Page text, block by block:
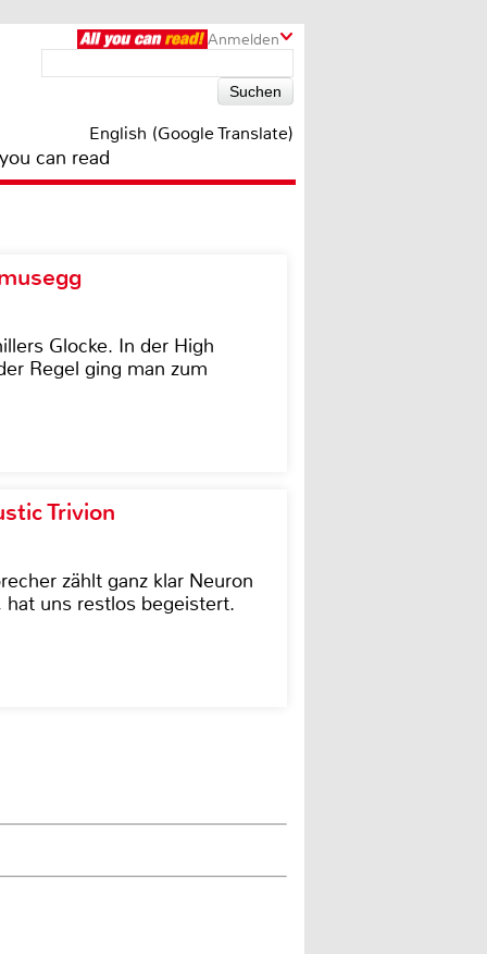
Anmelden
English (Google Translate)
can read
Glocke. In der High
Regel ging man zum
Trivion
zählt ganz klar Neuron
uns restlos begeistert.